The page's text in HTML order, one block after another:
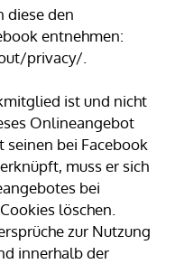
diese den
entnehmen:
privacy/.
ist und nicht
Onlineangebot
seinen bei Facebook
muss er sich
bei
löschen.
zur Nutzung
innerhalb der